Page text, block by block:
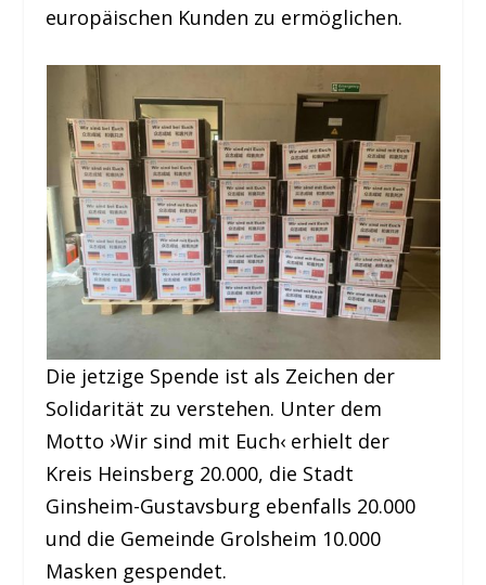
europäischen Kunden zu ermöglichen.
Die jetzige Spende ist als Zeichen der
Solidarität zu verstehen. Unter dem
Motto ›Wir sind mit Euch‹ erhielt der
Kreis Heinsberg 20.000, die Stadt
Ginsheim-Gustavsburg ebenfalls 20.000
und die Gemeinde Grolsheim 10.000
Masken gespendet.